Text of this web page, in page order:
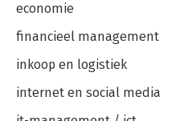
economie
financieel management
inkoop en logistiek
internet en social media